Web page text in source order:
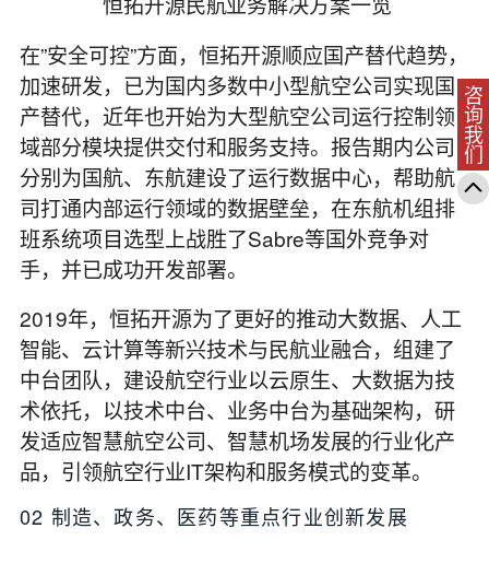
在”安全可控”方面，恒拓开源顺应国产替代趋势，
加速研发，已为国内多数中小型航空公司实现国
产替代，近年也开始为大型航空公司运行控制领
域部分模块提供交付和服务支持。报告期内公司
分别为国航、东航建设了运行数据中心，帮助航
司打通内部运行领域的数据壁垒，在东航机组排
班系统项目选型上战胜了Sabre等国外竞争对
手，并已成功开发部署。
2019年，恒拓开源为了更好的推动大数据、人工
智能、云计算等新兴技术与民航业融合，组建了
中台团队，建设航空行业以云原生、大数据为技
术依托，以技术中台、业务中台为基础架构，研
发适应智慧航空公司、智慧机场发展的行业化产
品，引领航空行业IT架构和服务模式的变革。
02 制造、政务、医药等重点行业创新发展
咨询我们